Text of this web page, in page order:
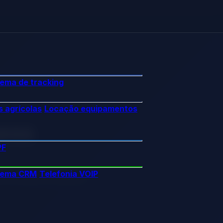
de tracking
agrícolas Locação equipamentos
CRM Telefonia VOIP
de performance.